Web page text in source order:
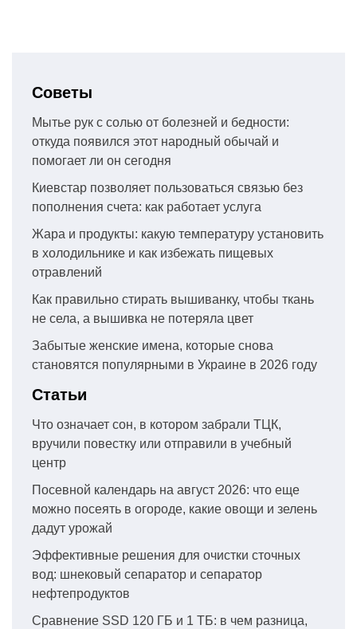
Советы
Мытье рук с солью от болезней и бедности:
откуда появился этот народный обычай и
помогает ли он сегодня
Киевстар позволяет пользоваться связью без
пополнения счета: как работает услуга
Жара и продукты: какую температуру установить
в холодильнике и как избежать пищевых
отравлений
Как правильно стирать вышиванку, чтобы ткань
не села, а вышивка не потеряла цвет
Забытые женские имена, которые снова
становятся популярными в Украине в 2026 году
Статьи
Что означает сон, в котором забрали ТЦК,
вручили повестку или отправили в учебный
центр
Посевной календарь на август 2026: что еще
можно посеять в огороде, какие овощи и зелень
дадут урожай
Эффективные решения для очистки сточных
вод: шнековый сепаратор и сепаратор
нефтепродуктов
Сравнение SSD 120 ГБ и 1 ТБ: в чем разница,